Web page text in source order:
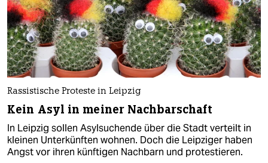
Rassistische Proteste in Leipzig
Kein Asyl in meiner Nachbarschaft
In Leipzig sollen Asylsuchende über die Stadt verteilt in
kleinen Unterkünften wohnen. Doch die Leipziger haben
Angst vor ihren künftigen Nachbarn und protestieren.